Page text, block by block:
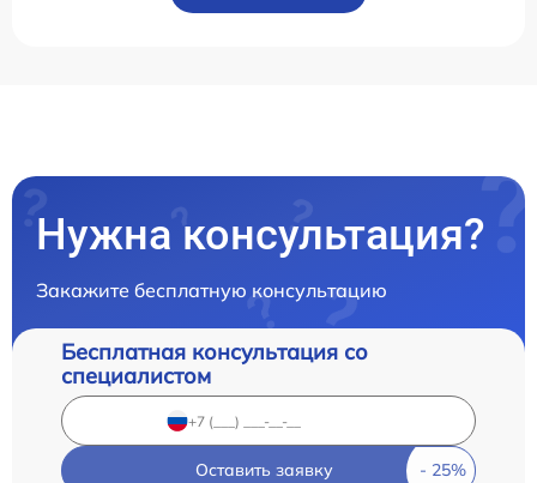
Нужна консультация?
Закажите бесплатную консультацию
Бесплатная консультация со
специалистом
Оставить заявку